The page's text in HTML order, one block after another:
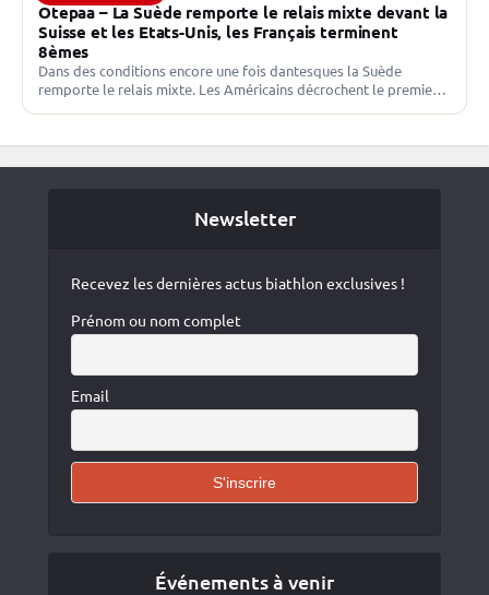
Otepaa – La Suède remporte le relais mixte devant la
Suisse et les Etats-Unis, les Français terminent
8èmes
Dans des conditions encore une fois dantesques la Suède
remporte le relais mixte. Les Américains décrochent le premier
Newsletter
Recevez les dernières actus biathlon exclusives !
Prénom ou nom complet
Email
Événements à venir